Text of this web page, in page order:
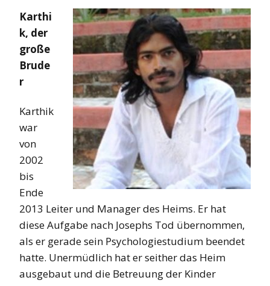
Karthi
k, der
große
Brude
r
Karthik
war
von
2002
bis
Ende
2013 Leiter und Manager des Heims. Er hat
diese Aufgabe nach Josephs Tod übernommen,
als er gerade sein Psychologiestudium beendet
hatte. Unermüdlich hat er seither das Heim
ausgebaut und die Betreuung der Kinder